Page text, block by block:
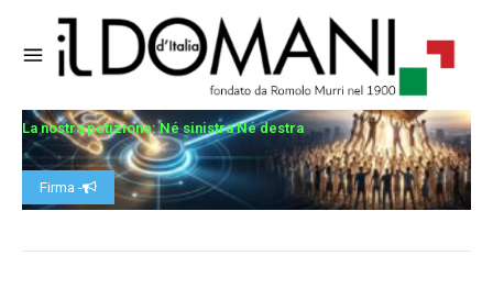
La nostra petizione: Né sinistra Né destra
Firma -